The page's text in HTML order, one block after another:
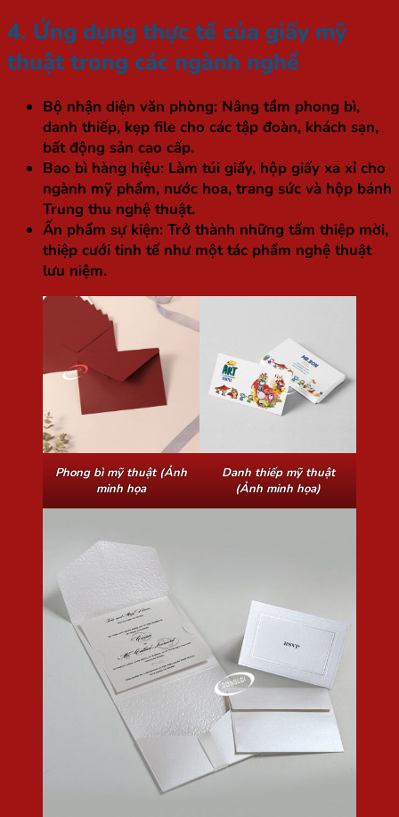
4. Ứng dụng thực tế của giấy mỹ
thuật trong các ngành nghề
Bộ nhận diện văn phòng: Nâng tầm phong bì,
danh thiếp, kẹp file cho các tập đoàn, khách sạn,
bất động sản cao cấp.
Bao bì hàng hiệu: Làm túi giấy, hộp giấy xa xỉ cho
ngành mỹ phẩm, nước hoa, trang sức và hộp bánh
Trung thu nghệ thuật.
Ấn phẩm sự kiện: Trở thành những tấm thiệp mời,
thiệp cưới tinh tế như một tác phẩm nghệ thuật
lưu niệm.
Phong bì mỹ thuật (Ảnh
minh họa
Danh thiếp mỹ thuật
(Ảnh minh họa)